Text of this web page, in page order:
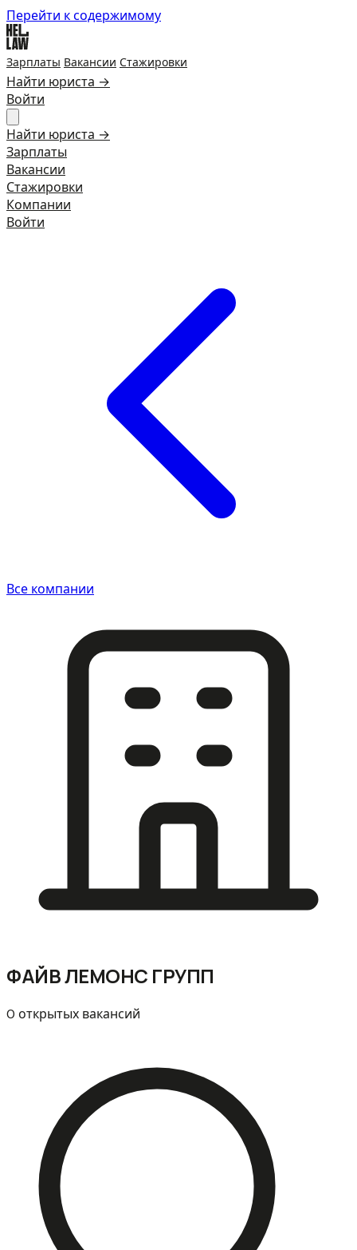
Перейти к содержимому
Зарплаты Вакансии Стажировки
Найти юриста →
Войти
Найти юриста →
Зарплаты
Вакансии
Стажировки
Компании
Войти
Все компании
ФАЙВ ЛЕМОНС ГРУПП
0 открытых вакансий